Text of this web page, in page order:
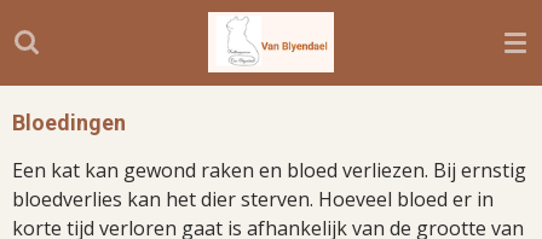
direct
naar
de
hoofdinhoud
Bloedingen
Een kat kan gewond raken en bloed verliezen. Bij ernstig
bloedverlies kan het dier sterven. Hoeveel bloed er in
korte tijd verloren gaat is afhankelijk van de grootte van